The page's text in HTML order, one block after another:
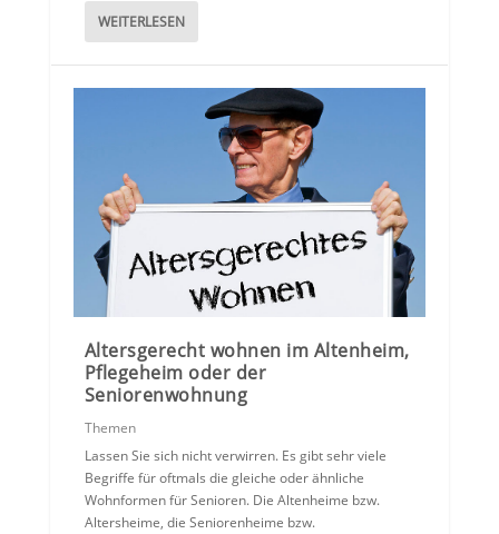
WEITERLESEN
Altersgerecht wohnen im Altenheim,
Pflegeheim oder der
Seniorenwohnung
Themen
Lassen Sie sich nicht verwirren. Es gibt sehr viele
Begriffe für oftmals die gleiche oder ähnliche
Wohnformen für Senioren. Die Altenheime bzw.
Altersheime, die Seniorenheime bzw.